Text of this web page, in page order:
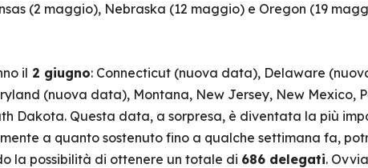
(2 maggio), Nebraska (12 maggio) e Oregon (19
il 2 giugno: Connecticut (nuova data), Delaware
(nuova data), Montana, New Jersey, New Mexico,
Dakota. Questa data, a sorpresa, è diventata la più
a quanto sostenuto fino a qualche settimana fa,
la possibilità di ottenere un totale di 686 delegati.